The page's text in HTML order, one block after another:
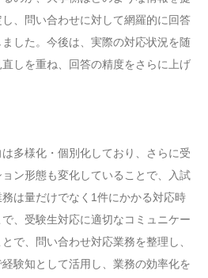
、問い合わせに対して網羅的に回答
した。今後は、実際の対応状況を随
しを重ね、回答の精度をさらに上げ
多様化・個別化しており、さらに受
ン形態も変化していることで、入試
は量だけでなく1件にかかる対応時
、受験生対応に適切なコミュニケー
で、問い合わせ対応業務を整理し、
験知として活用し、業務の効率化を